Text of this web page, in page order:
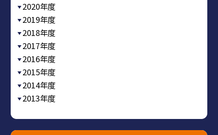
2020年度
2019年度
2018年度
2017年度
2016年度
2015年度
2014年度
2013年度